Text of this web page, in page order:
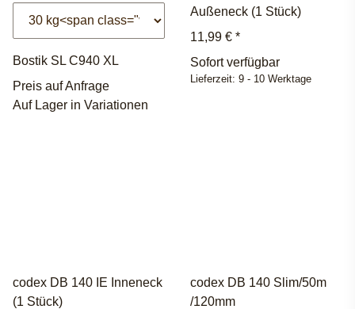
Bostik SL C940 XL
Preis auf Anfrage
Auf Lager in Variationen
Außeneck (1 Stück)
11,99 € *
Sofort verfügbar
Lieferzeit: 9 - 10 Werktage
codex DB 140 IE Inneneck
(1 Stück)
codex DB 140 Slim/50m
/120mm